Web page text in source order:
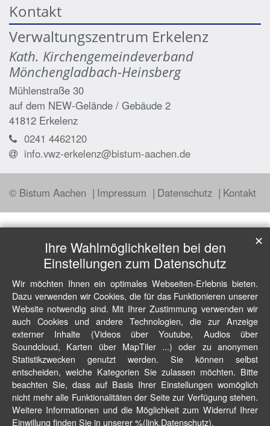
Kontakt
Verwaltungszentrum Erkelenz
Kath. Kirchengemeindeverband
Mönchengladbach-Heinsberg
Mühlenstraße 30
auf dem NEW-Gelände / Gebäude 2
41812 Erkelenz
0241 4462120
info.vwz-erkelenz@bistum-aachen.de
© Bistum Aachen Impressum Datenschutz Kontakt
Ihre Wahlmöglichkeiten bei den
Einstellungen zum Datenschutz
Wir möchten Ihnen ein optimales Webseiten-Erlebnis bieten.
Dazu verwenden wir Cookies, die für das Funktionieren unserer
Website notwendig sind. Mit Ihrer Zustimmung verwenden wir
auch Cookies und andere Technologien, die zur Anzeige
externer Inhalte (Videos über Youtube, Audios über
Soundcloud, Karten über MapTiler ...) oder zu anonymen
Statistikzwecken genutzt werden. Sie können selbst
entscheiden, welche Kategorien Sie zulassen möchten. Bitte
beachten Sie, dass auf Basis Ihrer Einstellungen womöglich
nicht mehr alle Funktionalitäten der Seite zur Verfügung stehen.
Weitere Informationen und die Möglichkeit zum Widerruf Ihrer
Einwillung finden Sie in unserer %(link.Datenschutz).
✕